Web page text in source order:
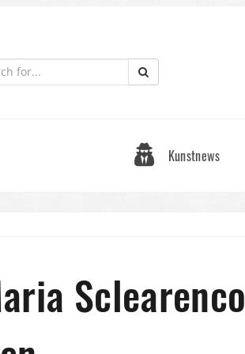
Kunstnews
Sclearenco